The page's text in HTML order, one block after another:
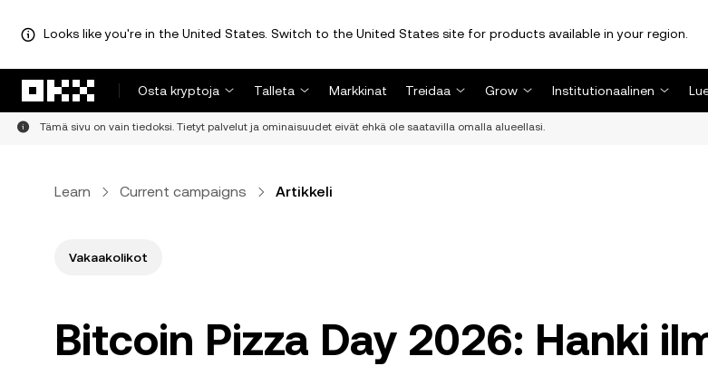
Looks like you're in the United States. Switch to the United States site for products available in your region.
Osta kryptoja
Talleta Markkinat Treidaa Grow Institutionaalinen
Tämä sivu on vain tiedoksi. Tietyt palvelut ja ominaisuudet eivät ehkä ole saatavilla omalla alueellasi.
Learn Current campaigns Artikkeli
Vakaakolikot
Bitcoin Pizza Day 2026: Hanki